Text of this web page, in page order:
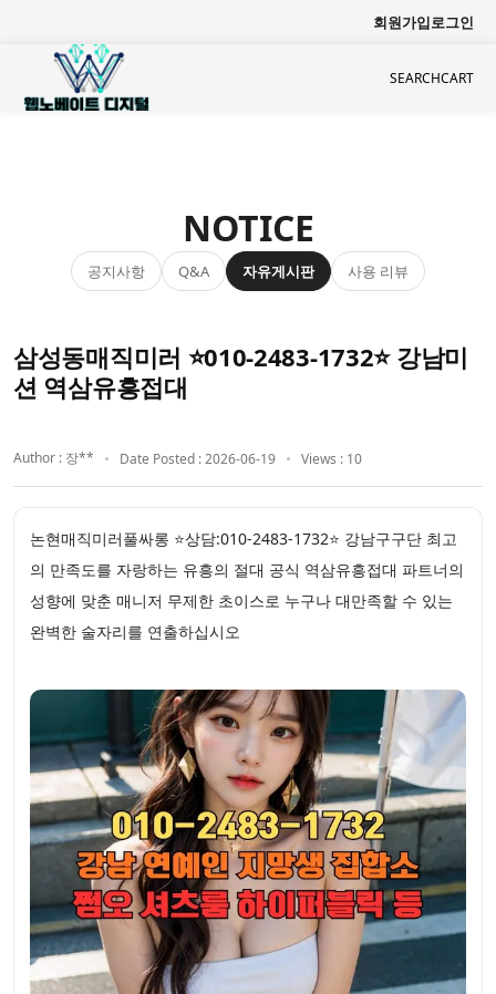
회원가입로그인
SEARCHCART
NOTICE
공지사항 Q&A 자유게시판 사용 리뷰
삼성동매직미러 ⭐010-2483-1732⭐ 강남미
션 역삼유흥접대
Author : 장** Date Posted : 2026-06-19 Views : 10
논현매직미러풀싸롱 ⭐상담:010-2483-1732⭐ 강남구구단 최고
의 만족도를 자랑하는 유흥의 절대 공식 역삼유흥접대 파트너의
성향에 맞춘 매니저 무제한 초이스로 누구나 대만족할 수 있는
완벽한 술자리를 연출하십시오